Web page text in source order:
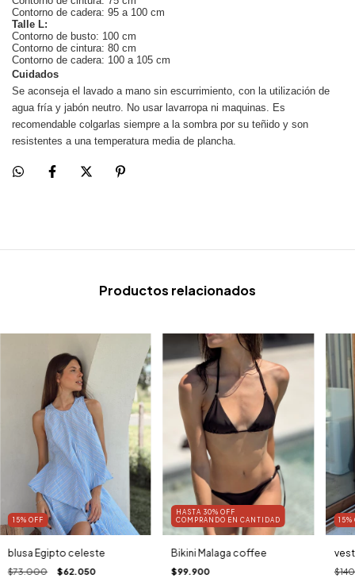
Contorno de cadera: 95 a 100 cm
Talle L:
Contorno de busto: 100 cm
Contorno de cintura: 80 cm
Contorno de cadera: 100 a 105 cm
Cuidados
Se aconseja el lavado a mano sin escurrimiento, con la utilización de
agua fría y jabón neutro. No usar lavarropa ni maquinas. Es
recomendable colgarlas siempre a la sombra por su teñido y son
resistentes a una temperatura media de plancha.
Productos relacionados
15% OFF
blusa Egipto celeste
$73.000 $62.050
HASTA 30% OFF
COMPRANDO EN CANTIDAD
Bikini Malaga coffee
$99.900
15%